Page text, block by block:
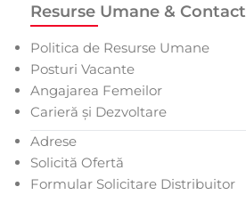
Resurse Umane & Contact
Politica de Resurse Umane
Posturi Vacante
Angajarea Femeilor
Carieră și Dezvoltare
Adrese
Solicită Ofertă
Formular Solicitare Distribuitor